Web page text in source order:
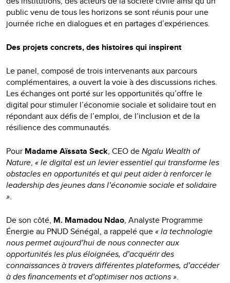
public venu de tous les horizons se sont réunis pour une
journée riche en dialogues et en partages d’expériences.
Des projets concrets, des histoires qui inspirent
Le panel, composé de trois intervenants aux parcours
complémentaires, a ouvert la voie à des discussions riches.
Les échanges ont porté sur les opportunités qu’offre le
digital pour stimuler l’économie sociale et solidaire tout en
répondant aux défis de l’emploi, de l’inclusion et de la
résilience des communautés.
Pour Madame Aïssata Seck, CEO deNgalu Wealth of
Nature, « le digital est un levier essentiel qui transforme les
obstacles en opportunités et qui peut aider à renforcer le
leadership des jeunes dans l’économie sociale et solidaire
».
De son côté, M. Mamadou Ndao, Analyste Programme
Énergie au PNUD Sénégal, a rappelé que« la technologie
nous permet aujourd’hui de nous connecter aux
opportunités les plus éloignées, d’acquérir des
connaissances à travers différentes plateformes, d’accéder
à des financements et d’optimiser nos actions ».